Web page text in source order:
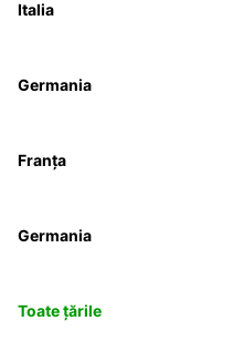
Italia
Germania
Franța
Germania
Toate țările